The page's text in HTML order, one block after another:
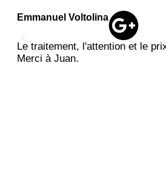
Emmanuel Voltolina
Le traitement, l'attention et le
Merci à Juan.